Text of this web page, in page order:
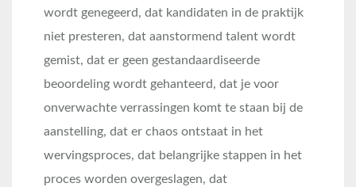
wordt genegeerd, dat kandidaten in de praktijk
niet presteren, dat aanstormend talent wordt
gemist, dat er geen gestandaardiseerde
beoordeling wordt gehanteerd, dat je voor
onverwachte verrassingen komt te staan bij de
aanstelling, dat er chaos ontstaat in het
wervingsproces, dat belangrijke stappen in het
proces worden overgeslagen, dat